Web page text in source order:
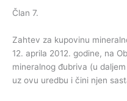
Član 7.
Zahtev za kupovinu
12. aprila 2012. godine, na
mineralnog đubriva (u
uz ovu uredbu i čini njen